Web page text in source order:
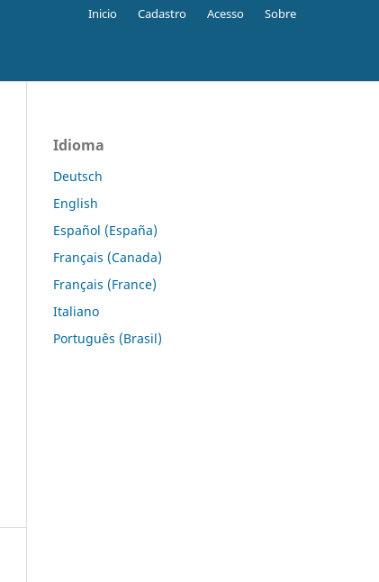
Inicio Cadastro Acesso Sobre
Idioma
Deutsch
English
Español (España)
Français (Canada)
Français (France)
Italiano
Português (Brasil)